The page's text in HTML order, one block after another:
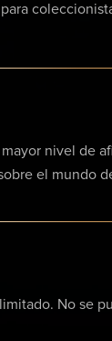
nivel de
el mundo
No se